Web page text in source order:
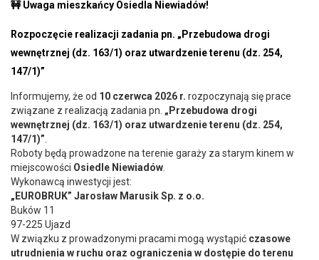
🚧Uwaga mieszkańcy Osiedla Niewiadów!
Rozpoczęcie realizacji zadania pn. „Przebudowa drogi
wewnętrznej (dz. 163/1) oraz utwardzenie terenu (dz. 254,
147/1)”
Informujemy, że od 10 czerwca 2026 r. rozpoczynają się prace
związane z realizacją zadania pn. „Przebudowa drogi
wewnętrznej (dz. 163/1) oraz utwardzenie terenu (dz. 254,
147/1)”.
Roboty będą prowadzone na terenie garaży za starym kinem w
miejscowości Osiedle Niewiadów.
Wykonawcą inwestycji jest:
„EUROBRUK” Jarosław Marusik Sp. z o.o.
Buków 11
97-225 Ujazd
W związku z prowadzonymi pracami mogą wystąpić czasowe
utrudnienia w ruchu oraz ograniczenia w dostępie do terenu